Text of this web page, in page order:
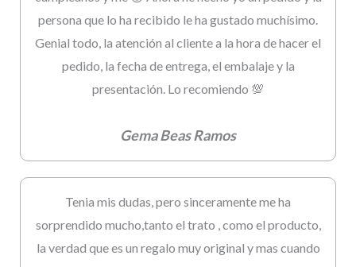
persona que lo ha recibido le ha gustado muchísimo.
Genial todo, la atención al cliente a la hora de hacer el
pedido, la fecha de entrega, el embalaje y la
presentación. Lo recomiendo 💯
Gema Beas Ramos
Tenia mis dudas, pero sinceramente me ha
sorprendido mucho,tanto el trato , como el producto,
la verdad que es un regalo muy original y mas cuando